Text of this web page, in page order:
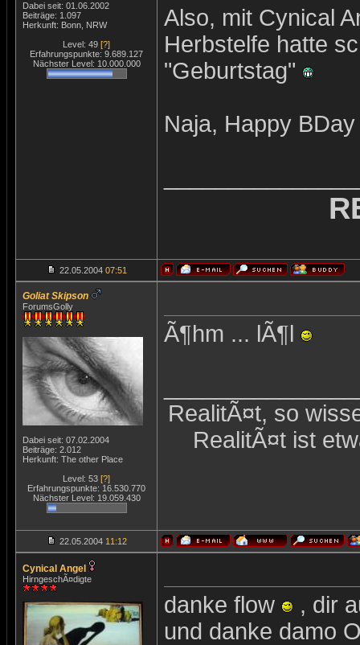
Dabei seit: 01.06.2002
Beiträge: 1.097
Herkunft: Bonn, NRW
Level: 49 [?]
Erfahrungspunkte: 9.689.127
Nächster Level: 10.000.000
Also, mit Cynical
Herbstelfe hatte
"Geburtstag"
Naja, Happy BDay
22.05.2004 07:51
Goliat Skipson
ForumsGolly
Dabei seit: 07.02.2004
Beiträge: 2.012
Herkunft: The other Place
Level: 53 [?]
Erfahrungspunkte: 16.530.770
Nächster Level: 19.059.430
Ã¶hm ... lÃ¶l
RealitÃ¤t, so
RealitÃ¤t ist
22.05.2004 11:12
Cynical Angel
HirngeschÃ¤digte
danke flow
, dir
und danke damo